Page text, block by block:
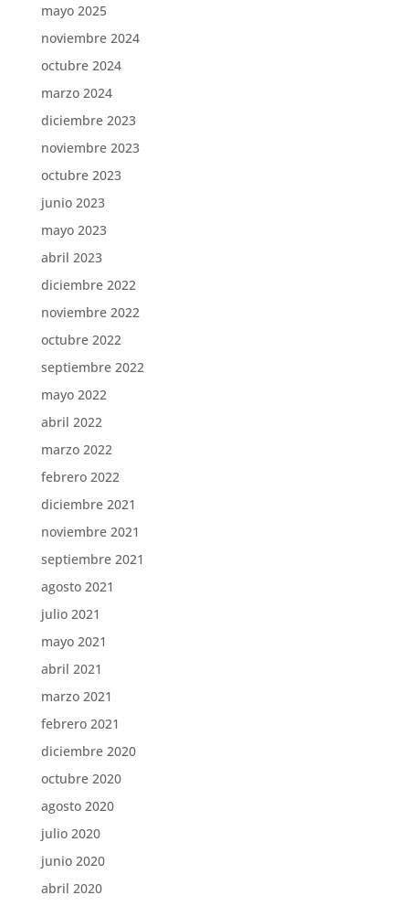
mayo 2025
noviembre 2024
octubre 2024
marzo 2024
diciembre 2023
noviembre 2023
octubre 2023
junio 2023
mayo 2023
abril 2023
diciembre 2022
noviembre 2022
octubre 2022
septiembre 2022
mayo 2022
abril 2022
marzo 2022
febrero 2022
diciembre 2021
noviembre 2021
septiembre 2021
agosto 2021
julio 2021
mayo 2021
abril 2021
marzo 2021
febrero 2021
diciembre 2020
octubre 2020
agosto 2020
julio 2020
junio 2020
abril 2020